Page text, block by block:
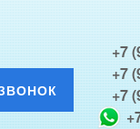
+7
+7
+7